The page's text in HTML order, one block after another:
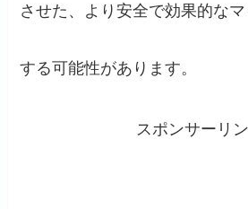
させた、より安全で効果的な
する可能性があります。
スポンサーリ